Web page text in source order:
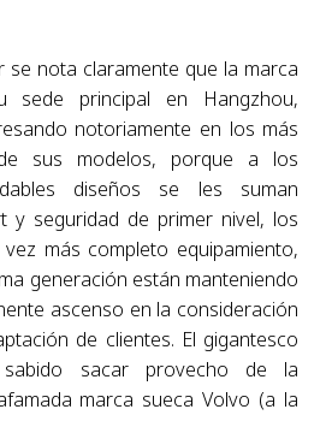
se nota claramente que la marca
sede principal en Hangzhou,
notoriamente en los más
sus modelos, porque a los
diseños se les suman
y seguridad de primer nivel, los
más completo equipamiento,
generación están manteniendo
ascenso en la consideración
de clientes. El gigantesco
sacar provecho de la
marca sueca Volvo (a la